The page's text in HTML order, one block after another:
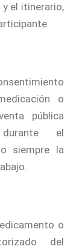
el itinerario,
o
pública
el
siempre la
o
del